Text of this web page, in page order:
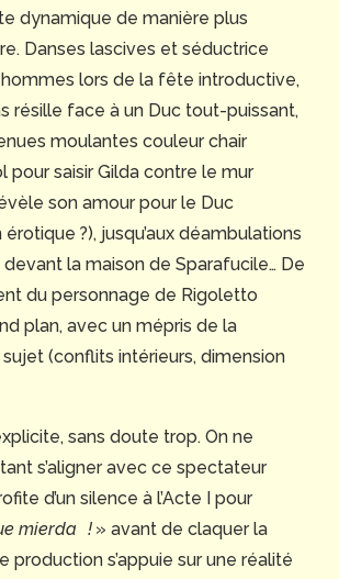
dynamique de manière plus
Danses lascives et séductrice
lors de la fête introductive,
résille face à un Duc tout-puissant,
moulantes couleur chair
pour saisir Gilda contre le mur
son amour pour le Duc
?), jusqu’aux déambulations
la maison de Sparafucile… De
du personnage de Rigoletto
plan, avec un mépris de la
(conflits intérieurs, dimension
sans doute trop. On ne
s’aligner avec ce spectateur
d’un silence à l’Acte I pour
mierda ! » avant de claquer la
production s’appuie sur une réalité